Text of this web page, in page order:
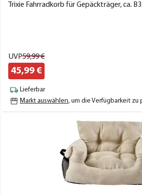
Trixie Fahrradkorb für Gepäckträger, ca.
UVP59,99€
45,99 €
Lieferbar
Markt auswählen, um die Verfügbarkeit zu